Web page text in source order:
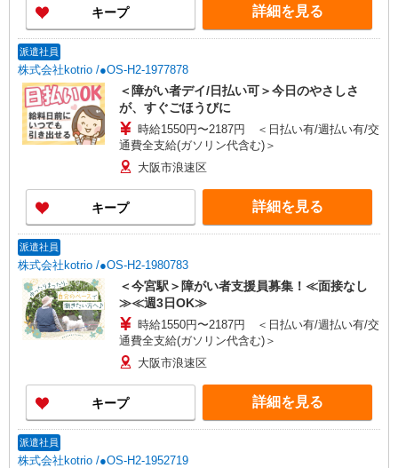
キープ 詳細を見る
派遣社員
株式会社kotrio /●OS-H2-1977878
＜障がい者デイ/日払い可＞今日のやさしさ
が、すぐごほうびに
時給1550円〜2187円 ＜日払い有/週払い有/交
通費全支給(ガソリン代含む)＞
大阪市浪速区
キープ 詳細を見る
派遣社員
株式会社kotrio /●OS-H2-1980783
＜今宮駅＞障がい者支援員募集！≪面接なし
≫≪週3日OK≫
時給1550円〜2187円 ＜日払い有/週払い有/交
通費全支給(ガソリン代含む)＞
大阪市浪速区
キープ 詳細を見る
派遣社員
株式会社kotrio /●OS-H2-1952719